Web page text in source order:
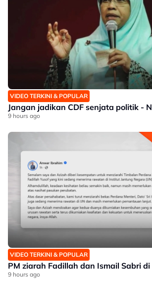
VIDEO TERKINI & POPULAR
Jangan jadikan CDF senjata politik -
9 hours ago
VIDEO TERKINI & POPULAR
PM ziarah Fadillah dan Ismail Sabri di
9 hours ago